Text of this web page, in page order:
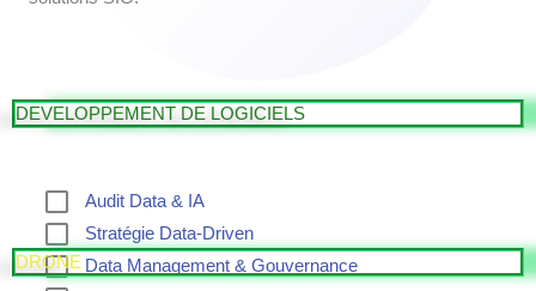
DEVELOPPEMENT DE LOGICIELS
Audit Data & IA
Stratégie Data-Driven
Data Management & Gouvernance
DRONE